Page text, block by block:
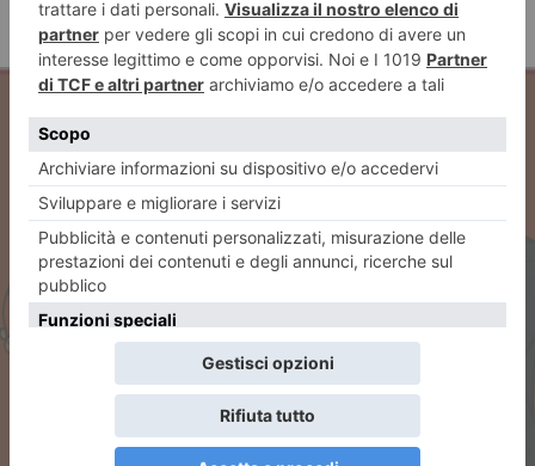
ARTICOLO PRECEDENTE
La strana coppia